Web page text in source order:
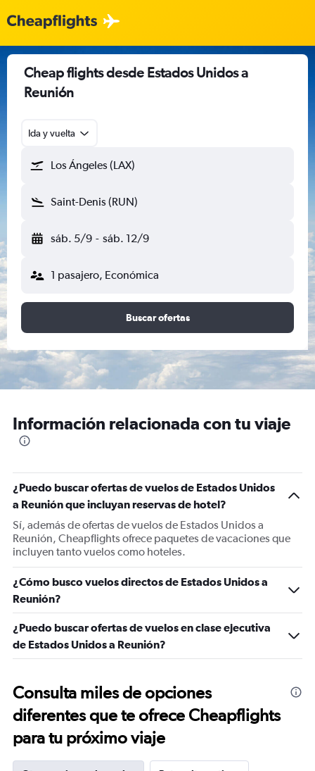
Cheap flights desde Estados Unidos a
Reunión
Ida y vuelta
Los Ángeles (LAX)
Saint-Denis (RUN)
sáb. 5/9 - sáb. 12/9
1 pasajero, Económica
Buscar ofertas
Información relacionada con tu viaje
¿Puedo buscar ofertas de vuelos de Estados Unidos
a Reunión que incluyan reservas de hotel?
Sí, además de ofertas de vuelos de Estados Unidos a
Reunión, Cheapflights ofrece paquetes de vacaciones que
incluyen tanto vuelos como hoteles.
¿Cómo busco vuelos directos de Estados Unidos a
Reunión?
¿Puedo buscar ofertas de vuelos en clase ejecutiva
de Estados Unidos a Reunión?
Consulta miles de opciones
diferentes que te ofrece Cheapflights
para tu próximo viaje